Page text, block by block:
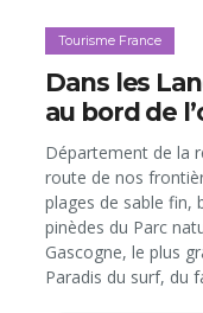
Tourisme France
Dans les
au bord de
Département de la
route de nos
plages de sable fin,
pinèdes du Parc
Gascogne, le plus
Paradis du surf, du